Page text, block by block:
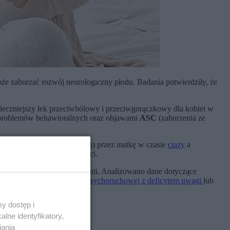
zaburzać rozwój neurologiczny płodu. Badania potwierdziły, że
lek przeciwbólowy i przeciwgorączkowy dla kobiet w
behawioralnych oraz objawami ASC (zaburzenia ze
(acetaminofenu) przez matkę w czasie ciąży a
autyzmu (ASC) u ich dzieci.
Włoch, Grecji i Hiszpanii. Analizowano dane dotyczące
zespołu nadpobudliwości psychoruchowej z deficytem uwagi lub
dostęp i
identyfikatory,